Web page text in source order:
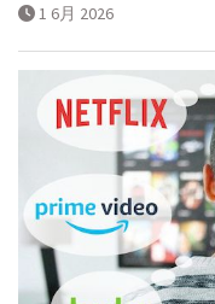
1 6月 2026